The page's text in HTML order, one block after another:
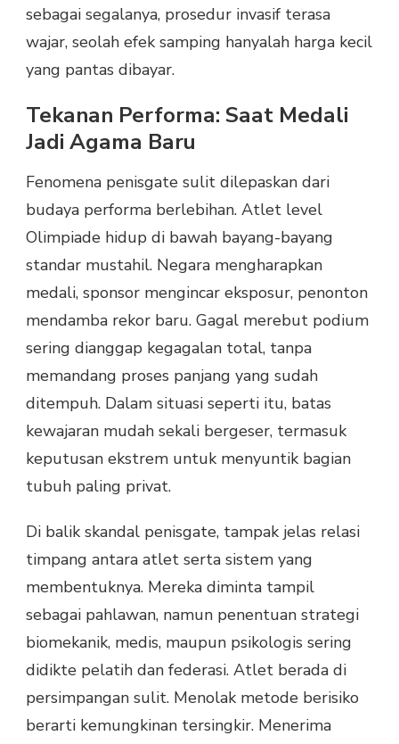
sebagai segalanya, prosedur invasif terasa
wajar, seolah efek samping hanyalah harga kecil
yang pantas dibayar.
Tekanan Performa: Saat Medali
Jadi Agama Baru
Fenomena penisgate sulit dilepaskan dari
budaya performa berlebihan. Atlet level
Olimpiade hidup di bawah bayang-bayang
standar mustahil. Negara mengharapkan
medali, sponsor mengincar eksposur, penonton
mendamba rekor baru. Gagal merebut podium
sering dianggap kegagalan total, tanpa
memandang proses panjang yang sudah
ditempuh. Dalam situasi seperti itu, batas
kewajaran mudah sekali bergeser, termasuk
keputusan ekstrem untuk menyuntik bagian
tubuh paling privat.
Di balik skandal penisgate, tampak jelas relasi
timpang antara atlet serta sistem yang
membentuknya. Mereka diminta tampil
sebagai pahlawan, namun penentuan strategi
biomekanik, medis, maupun psikologis sering
didikte pelatih dan federasi. Atlet berada di
persimpangan sulit. Menolak metode berisiko
berarti kemungkinan tersingkir. Menerima